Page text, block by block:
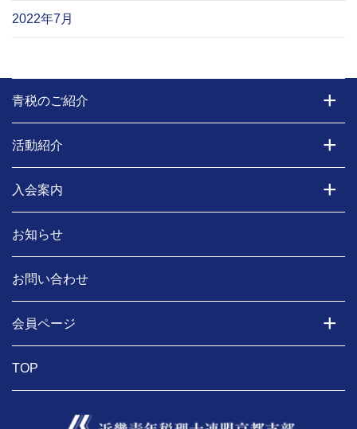
2022年7月
青税のご紹介
活動紹介
入会案内
お知らせ
お問い合わせ
会員ページ
TOP